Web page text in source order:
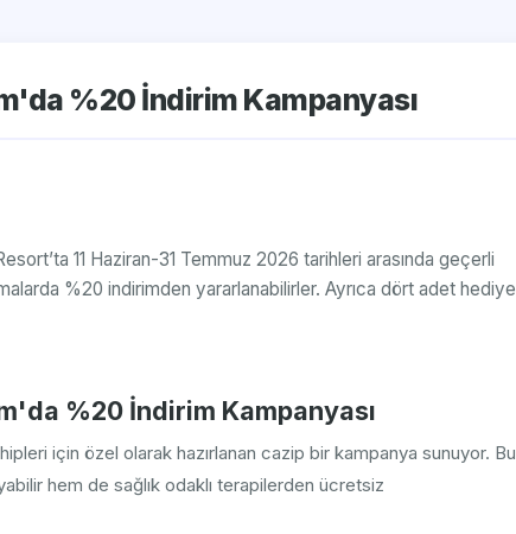
%20 İndirim Kampanyası
11 Haziran-31 Temmuz 2026 tarihleri arasında geçerli
%20 indirimden yararlanabilirler. Ayrıca dört adet hediye
%20 İndirim Kampanyası
için özel olarak hazırlanan cazip bir kampanya sunuyor. Bu
hem de sağlık odaklı terapilerden ücretsiz